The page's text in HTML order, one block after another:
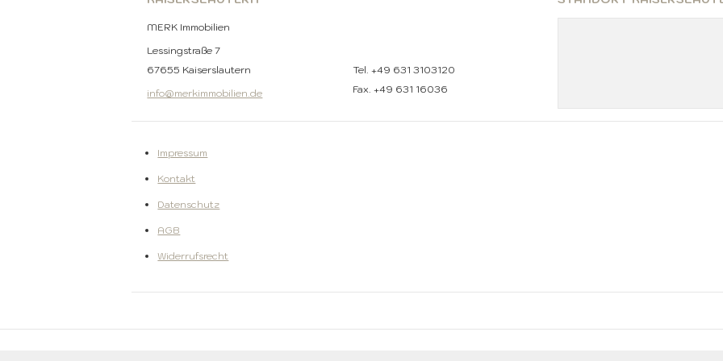
MERK Immobilien
Lessingstraße 7
67655 Kaiserslautern
info@merkimmobilien.de
Tel. +49 631 3103120
Fax. +49 631 16036
Impressum
Kontakt
Datenschutz
AGB
Widerrufsrecht